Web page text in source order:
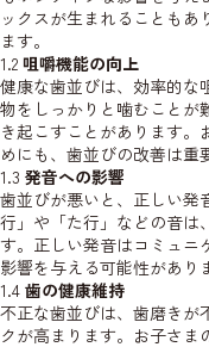
ックスが生まれることもあ
ます。
1.2 咀嚼機能の向上
健康な歯並びは、効率的な
物をしっかりと噛むことが
き起こすことがあります。
めにも、歯並びの改善は重
1.3 発音への影響
歯並びが悪いと、正しい発
行」や「た行」などの音は
す。正しい発音はコミュニ
影響を与える可能性があり
1.4 歯の健康維持
不正な歯並びは、歯磨きが
クが高まります。お子さま